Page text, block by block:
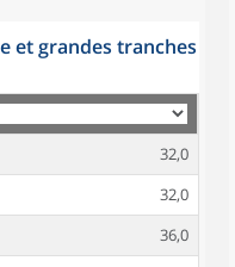
et grandes tranches
32,0
32,0
36,0